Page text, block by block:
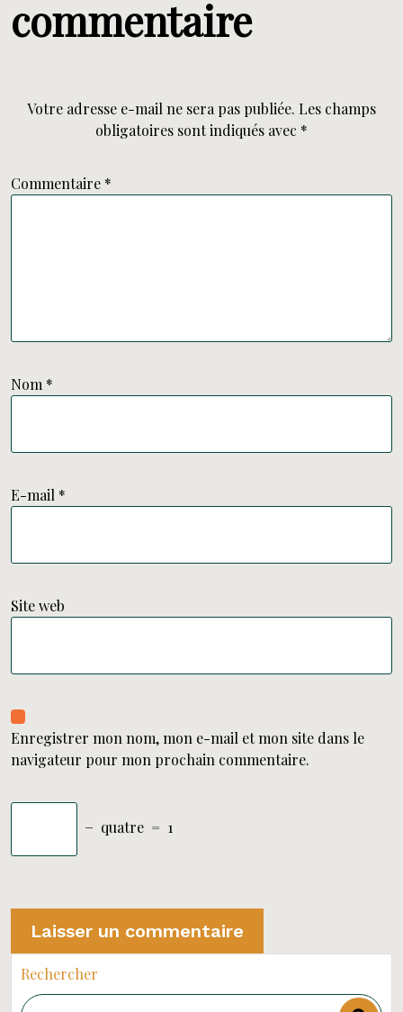
commentaire
Votre adresse e-mail ne sera pas publiée. Les champs
obligatoires sont indiqués avec *
Commentaire *
Nom *
E-mail *
Site web
Enregistrer mon nom, mon e-mail et mon site dans le
navigateur pour mon prochain commentaire.
− quatre = 1
Rechercher